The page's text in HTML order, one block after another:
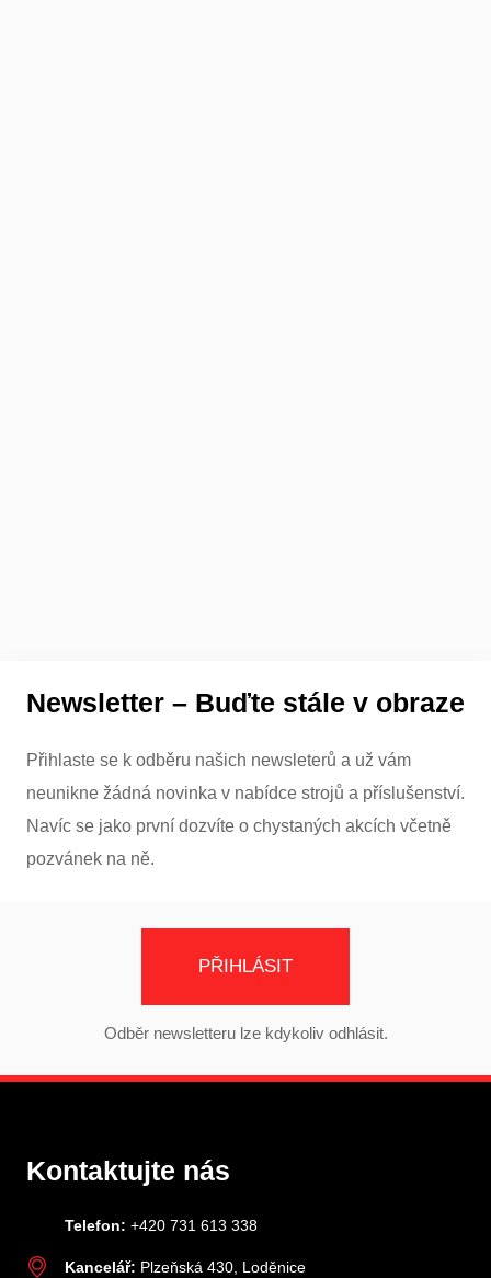
Newsletter – Buďte stále v obraze
Přihlaste se k odběru našich newsleterů a už vám
neunikne žádná novinka v nabídce strojů a příslušenství.
Navíc se jako první dozvíte o chystaných akcích včetně
pozvánek na ně.
PŘIHLÁSIT
Odběr newsletteru lze kdykoliv odhlásit.
Kontaktujte nás
Telefon: +420 731 613 338
Kancelář: Plzeňská 430, Loděnice